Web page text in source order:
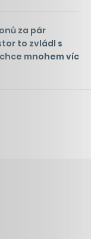
za pár
to zvládl s
mnohem víc